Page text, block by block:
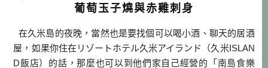
葡萄玉子燒與赤雞刺身
在久米島的夜晚，當然也是要找個可以喝小酒、聊天的居酒
屋，如果你住在リゾートホテル久米アイランド（久米ISLAN
D飯店）的話，那麼也可以到他們家自己經營的「南島食樂